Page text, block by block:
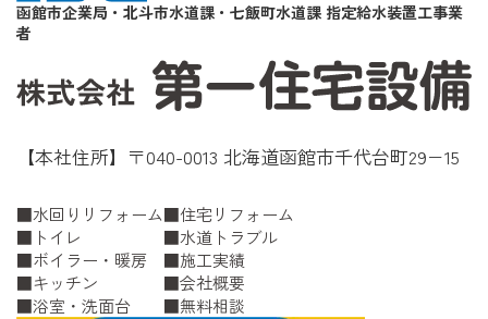
函館市企業局・北斗市水道課・七飯町水道課 指定給水装置工事業
者
【本社住所】〒040-0013 北海道函館市千代台町29−15
水回りリフォーム
トイレ
ボイラー・暖房
キッチン
浴室・洗面台
住宅リフォーム
水道トラブル
施工実績
会社概要
無料相談